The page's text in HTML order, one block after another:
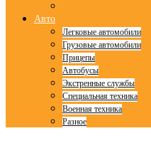
Авто
Легковые автомобили
Грузовые автомобили
Прицепы
Автобусы
Экстренные службы
Специальная техника
Военная техника
Разное